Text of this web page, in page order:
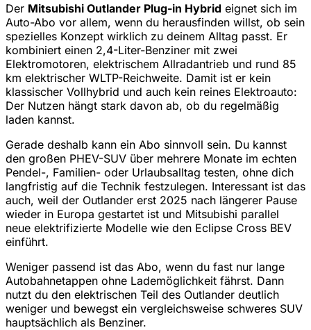
Der Mitsubishi Outlander Plug-in Hybrid eignet sich im
Auto-Abo vor allem, wenn du herausfinden willst, ob sein
spezielles Konzept wirklich zu deinem Alltag passt. Er
kombiniert einen 2,4-Liter-Benziner mit zwei
Elektromotoren, elektrischem Allradantrieb und rund 85
km elektrischer WLTP-Reichweite. Damit ist er kein
klassischer Vollhybrid und auch kein reines Elektroauto:
Der Nutzen hängt stark davon ab, ob du regelmäßig
laden kannst.
Gerade deshalb kann ein Abo sinnvoll sein. Du kannst
den großen PHEV-SUV über mehrere Monate im echten
Pendel-, Familien- oder Urlaubsalltag testen, ohne dich
langfristig auf die Technik festzulegen. Interessant ist das
auch, weil der Outlander erst 2025 nach längerer Pause
wieder in Europa gestartet ist und Mitsubishi parallel
neue elektrifizierte Modelle wie den Eclipse Cross BEV
einführt.
Weniger passend ist das Abo, wenn du fast nur lange
Autobahnetappen ohne Lademöglichkeit fährst. Dann
nutzt du den elektrischen Teil des Outlander deutlich
weniger und bewegst ein vergleichsweise schweres SUV
hauptsächlich als Benziner.